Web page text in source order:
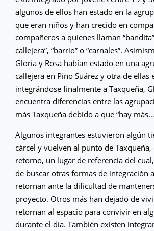
algunos de ellos han estado en la
que eran niños y han crecido en
compañeros a quienes llaman
callejera”, “barrio” o “carnales”.
Gloria y Rosa habían estado en una
callejera en Pino Suárez y otra de ellas
integrándose finalmente a Taxqueña,
encuentra diferencias entre las
más Taxqueña debido a que “hay
Algunos integrantes estuvieron algún
cárcel y vuelven al punto de
retorno, un lugar de referencia del
de buscar otras formas de integración
retornan ante la dificultad de
proyecto. Otros más han dejado de
retornan al espacio para convivir en
durante el día. También existen